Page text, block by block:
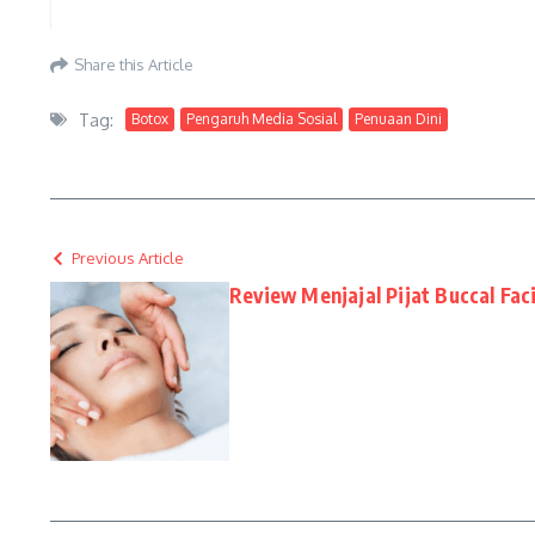
Share this Article
Tag: Botox Pengaruh Media Sosial Penuaan Dini
Previous Article
Review Menjajal Pijat Buccal